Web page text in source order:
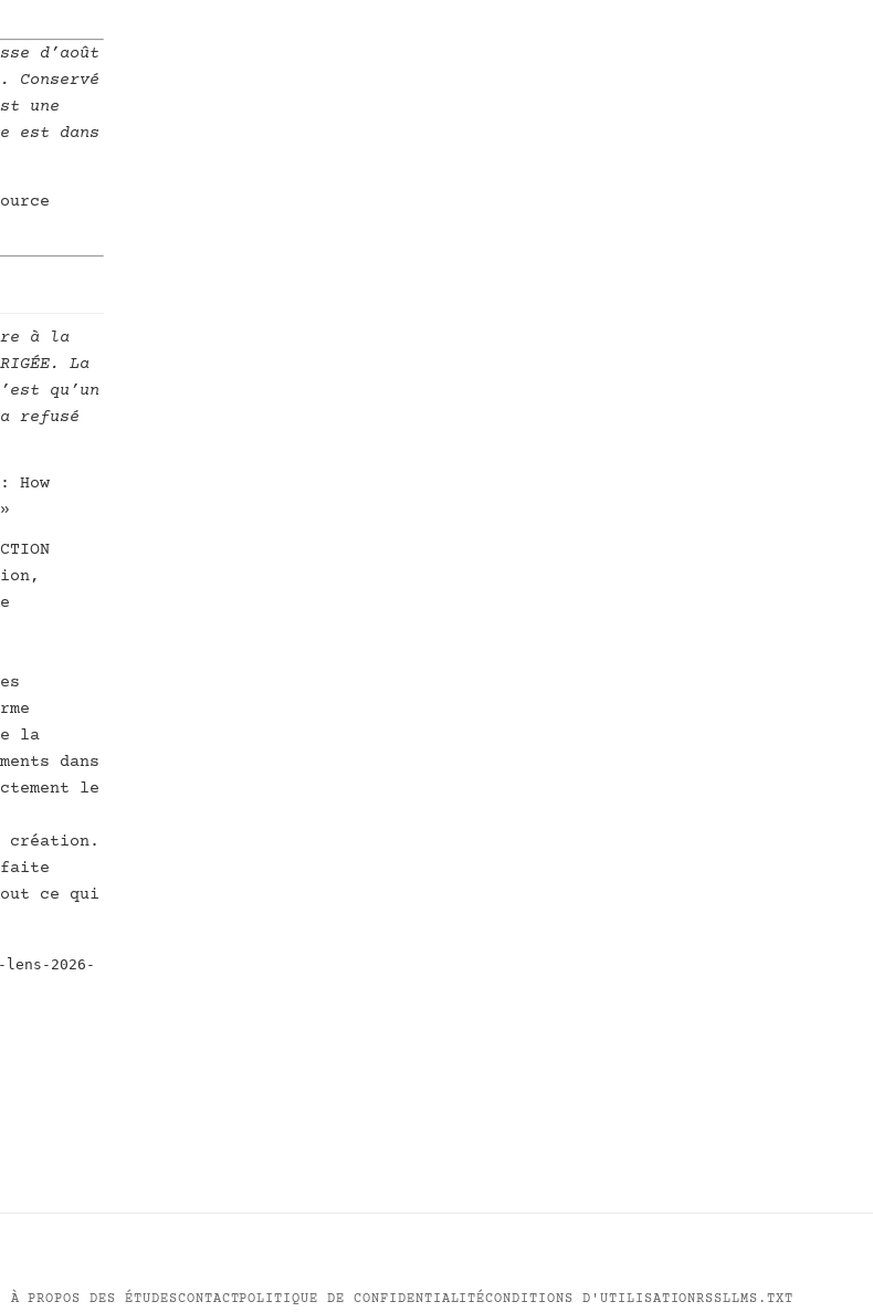
d’août
une
est dans
à la
La
qu’un
refusé
How
la
dans
le
création.
ce qui
lens-2026-
À PROPOS DES ÉTUDESCONTACTPOLITIQUE DE CONFIDENTIALITÉCONDITIONS D'UTILISATIONRSSLLMS.TXT